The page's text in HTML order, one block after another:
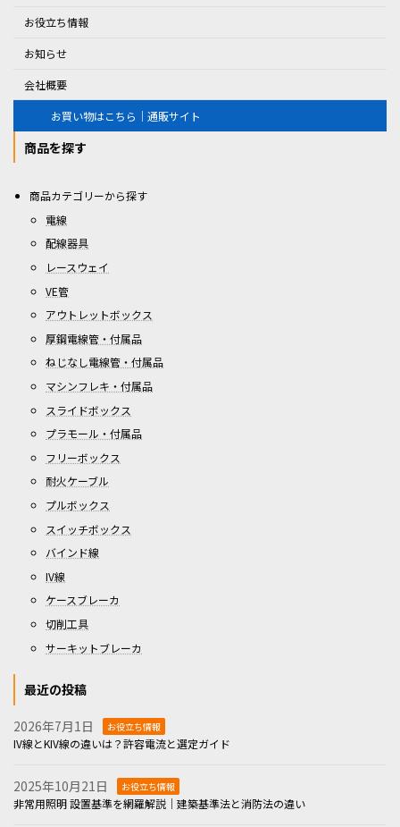
お役立ち情報
お知らせ
会社概要
お買い物はこちら｜通販サイト
商品を探す
商品カテゴリーから探す
電線
配線器具
レースウェイ
VE管
アウトレットボックス
厚鋼電線管・付属品
ねじなし電線管・付属品
マシンフレキ・付属品
スライドボックス
プラモール・付属品
フリーボックス
耐火ケーブル
プルボックス
スイッチボックス
バインド線
IV線
ケースブレーカ
切削工具
サーキットブレーカ
最近の投稿
2026年7月1日 お役立ち情報
IV線とKIV線の違いは？許容電流と選定ガイド
2025年10月21日 お役立ち情報
非常用照明 設置基準を網羅解説｜建築基準法と消防法の違い